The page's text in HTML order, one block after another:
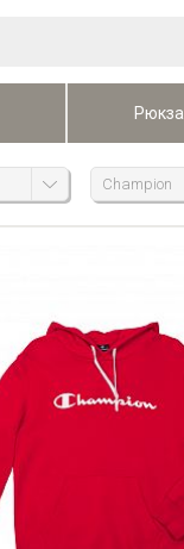
Champion